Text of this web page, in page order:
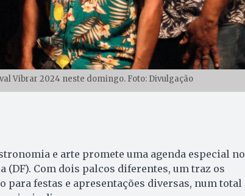
Vibrar 2024 neste domingo. Foto: Divulgação
e arte promete uma agenda especial no
(DF). Com dois palcos diferentes, um traz os
para festas e apresentações diversas, num total